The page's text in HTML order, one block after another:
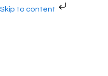
Skip to content
Gå